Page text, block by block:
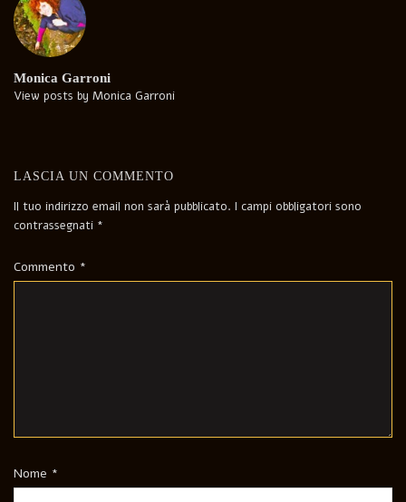
Monica Garroni
View posts by Monica Garroni
LASCIA UN COMMENTO
Il tuo indirizzo email non sarà pubblicato. I campi obbligatori sono
contrassegnati *
Commento *
Nome *